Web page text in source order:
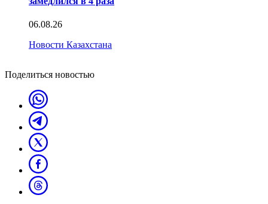
06.08.26
Новости Казахстана
Поделиться новостью